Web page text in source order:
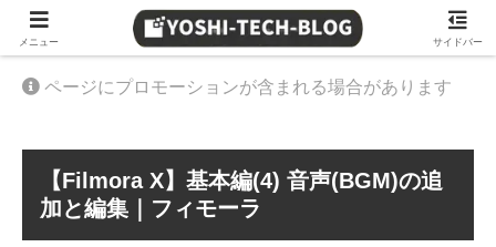
≫ Amazon 日替わりタイムセール
ページにプロモーションが含まれる場合があります
【Filmora X】基本編(4) 音声(BGM)の追
加と編集｜フィモーラ
メニュー サイドバー